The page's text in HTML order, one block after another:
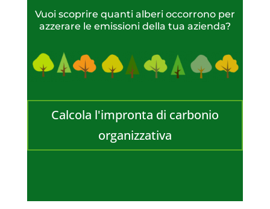
Vuoi scoprire quanti alberi occorrono per
azzerare le emissioni della tua azienda?
Calcola l'impronta di carbonio
organizzativa